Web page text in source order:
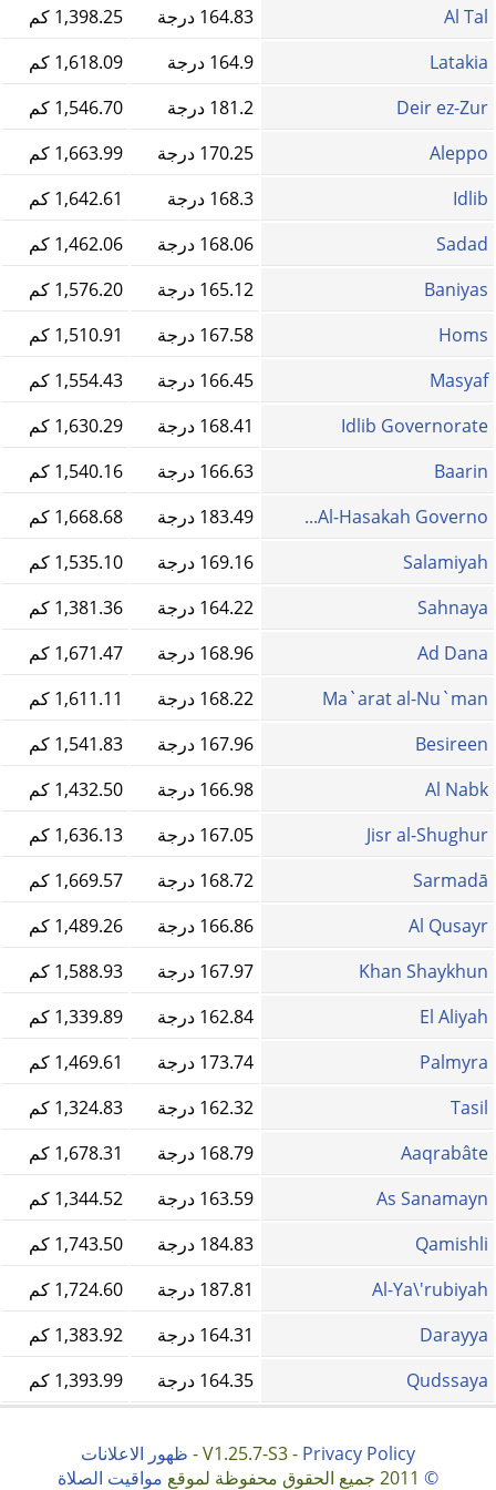
Al Tal 164.83 درجة
1,398.25 كم
Latakia
164.9 درجة
1,618.09 كم
Deir ez-Zur
181.2 درجة
1,546.70 كم
Aleppo
170.25 درجة
1,663.99 كم
Idlib
168.3 درجة
1,642.61 كم
Sadad
168.06 درجة
1,462.06 كم
Baniyas
165.12 درجة
1,576.20 كم
Homs‎
167.58 درجة
1,510.91 كم
Masyaf
166.45 درجة
1,554.43 كم
Idlib Governorate
168.41 درجة
1,630.29 كم
Baarin
166.63 درجة
1,540.16 كم
Al-Hasakah Governo...
183.49 درجة
1,668.68 كم
Salamiyah
169.16 درجة
1,535.10 كم
Sahnaya
164.22 درجة
1,381.36 كم
Ad Dana
168.96 درجة
1,671.47 كم
Ma`arat al-Nu`man
168.22 درجة
1,611.11 كم
Besireen
167.96 درجة
1,541.83 كم
Al Nabk
166.98 درجة
1,432.50 كم
Jisr al-Shughur
167.05 درجة
1,636.13 كم
Sarmadā
168.72 درجة
1,669.57 كم
Al Qusayr
166.86 درجة
1,489.26 كم
Khan Shaykhun
167.97 درجة
1,588.93 كم
El Aliyah
162.84 درجة
1,339.89 كم
Palmyra
173.74 درجة
1,469.61 كم
Tasil
162.32 درجة
1,324.83 كم
Aaqrabâte
168.79 درجة
1,678.31 كم
As Sanamayn
163.59 درجة
1,344.52 كم
Qamishli
184.83 درجة
1,743.50 كم
Al-Ya\'rubiyah
187.81 درجة
1,724.60 كم
Darayya
164.31 درجة
1,383.92 كم
Qudssaya
164.35 درجة 1,393.99 كم
V1.25.7-S3 - Privacy Policy
- ظهور الاعلانات
©
مواقيت الصلاة